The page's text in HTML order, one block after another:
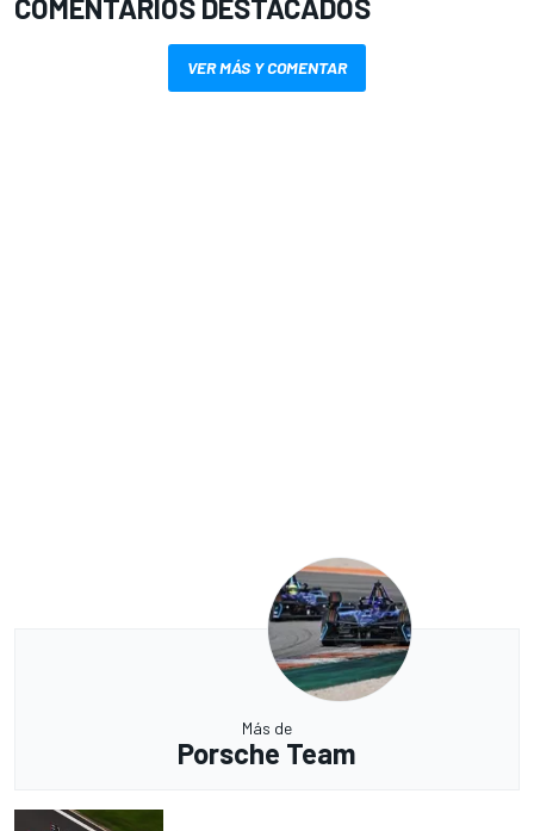
COMENTARIOS DESTACADOS
VER MÁS Y COMENTAR
Más de
Porsche Team